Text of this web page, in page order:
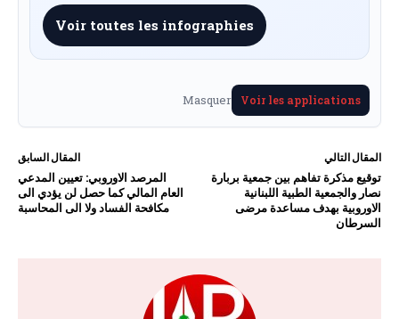
Voir toutes les infographies
Voir les applications
Masquer
المقال السابق
المرصد الاوروبي: تعيين المدعي
العام المالي كما حصل لن يؤدي الى
مكافحة الفساد ولا الى المحاسبة
المقال التالي
توقيع مذكرة تفاهم بين جمعية بربارة
نصار والجمعية الطبية اللبنانية
الاوروبية بهدف مساعدة مرضى
السرطان